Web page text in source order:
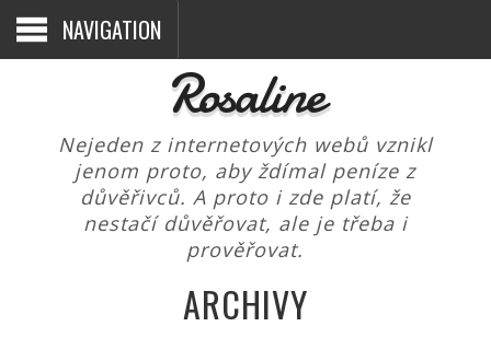
NAVIGATION
Rosaline
Nejeden z internetových webů vznikl
jenom proto, aby ždímal peníze z
důvěřivců. A proto i zde platí, že
nestačí důvěřovat, ale je třeba i
prověřovat.
ARCHIVY